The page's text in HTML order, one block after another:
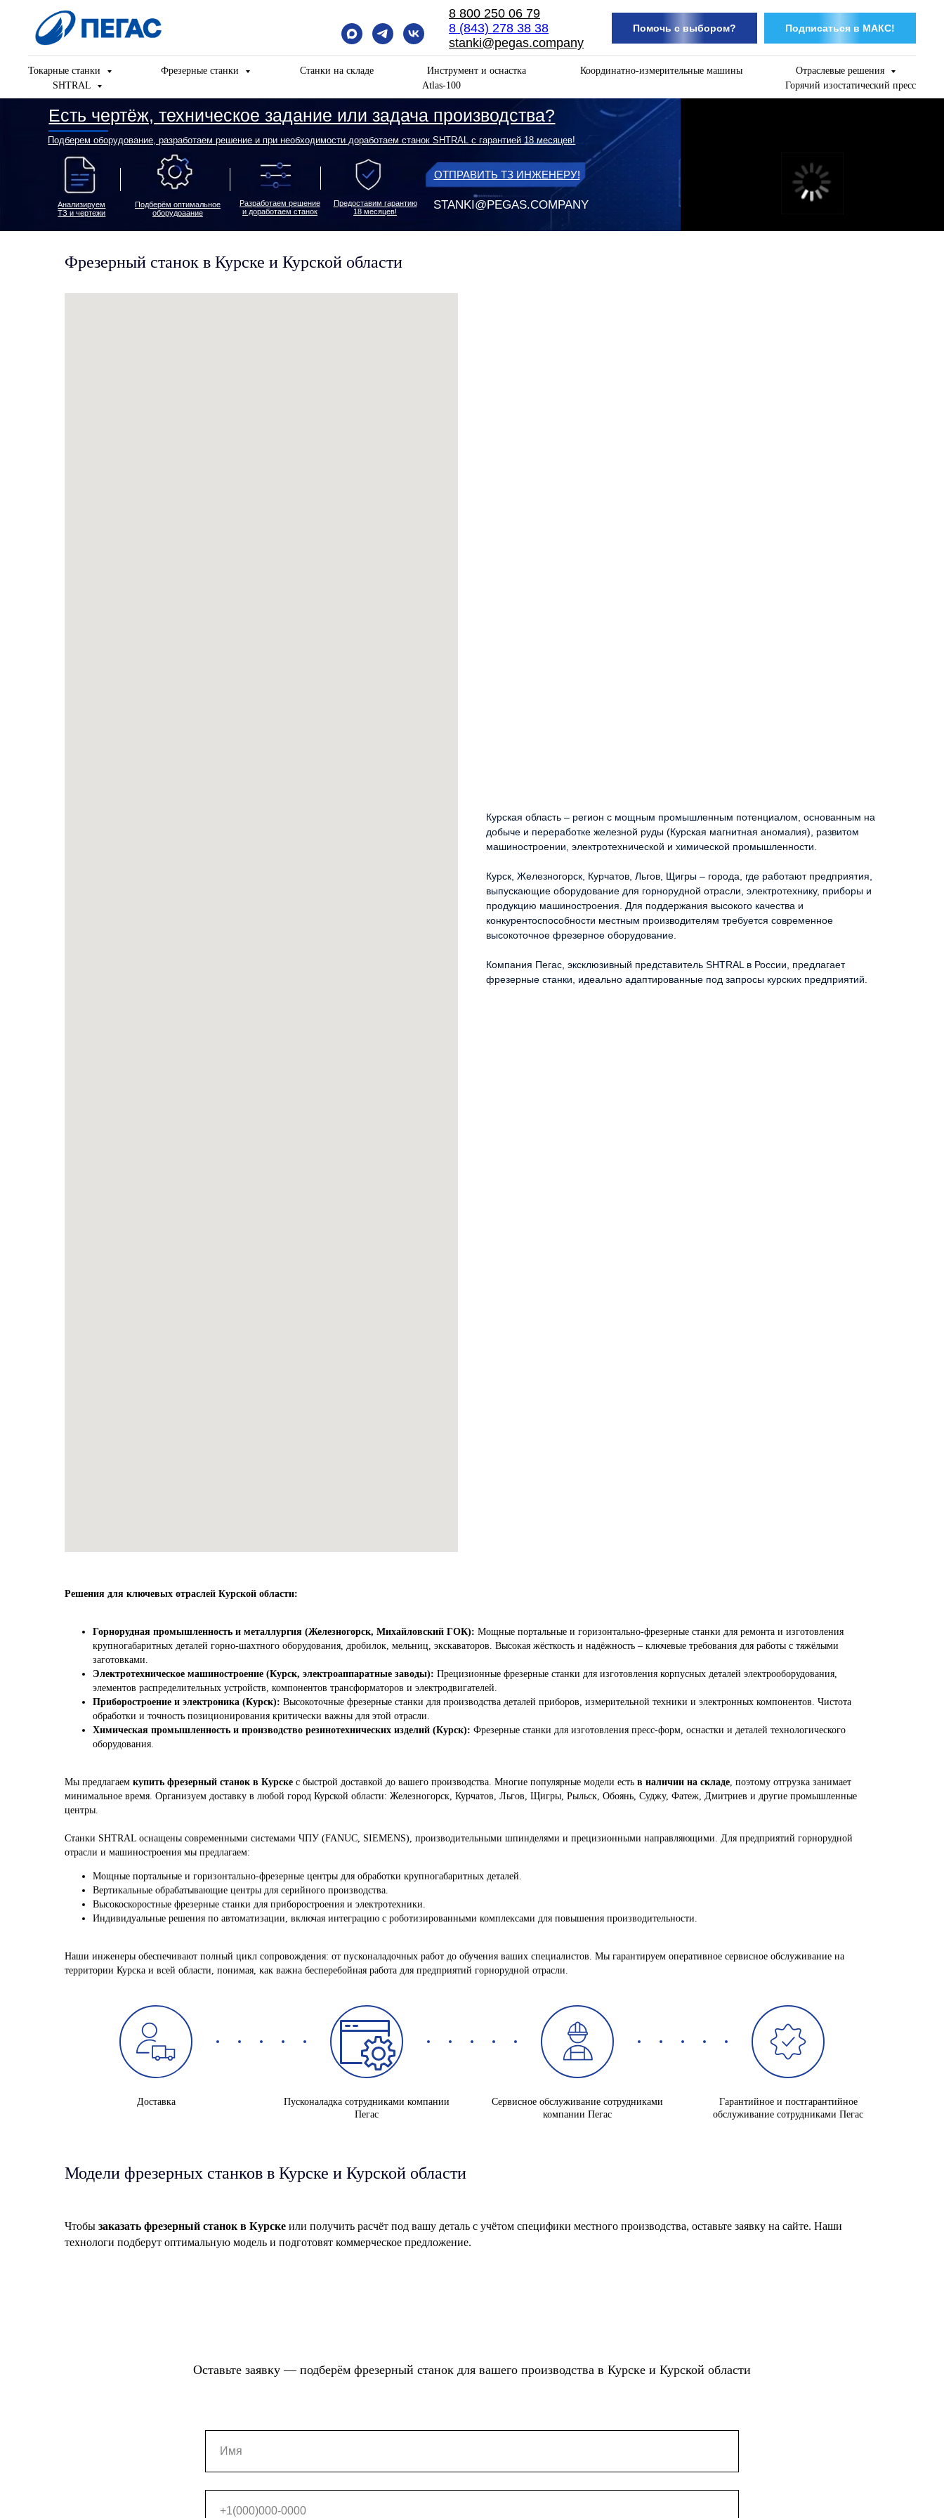
8 800 250 06 79
8 (843) 278 38 38
stanki@pegas.company
Помочь с выбором? Подписаться в МАКС!
Токарные станки Фрезерные станки Станки на складе Инструмент и оснастка Координатно-измерительные машины
Отраслевые решения
SHTRAL
Atlas-100 Горячий изостатический пресс
Есть чертёж, техническое задание или задача производства?
Подберем оборудование, разработаем решение и при необходимости доработаем станок SHTRAL с гарантией 18 месяцев!
Анализируем
ТЗ и чертежи
Подберём оптимальное
оборудоаание
Разработаем решение
и доработаем станок
Предоставим гарантию
18 месяцев!
STANKI@PEGAS.COMPANY
Фрезерный станок в Курске и Курской области
Курская область – регион с мощным промышленным потенциалом, основанным на
добыче и переработке железной руды (Курская магнитная аномалия), развитом
машиностроении, электротехнической и химической промышленности.
Курск, Железногорск, Курчатов, Льгов, Щигры – города, где работают предприятия,
выпускающие оборудование для горнорудной отрасли, электротехнику, приборы и
продукцию машиностроения. Для поддержания высокого качества и
конкурентоспособности местным производителям требуется современное
высокоточное фрезерное оборудование.
Компания Пегас, эксклюзивный представитель SHTRAL в России, предлагает
фрезерные станки, идеально адаптированные под запросы курских предприятий.
Решения для ключевых отраслей Курской области:
Горнорудная промышленность и металлургия (Железногорск, Михайловский ГОК): Мощные портальные и горизонтально-фрезерные станки для ремонта и изготовления
крупногабаритных деталей горно-шахтного оборудования, дробилок, мельниц, экскаваторов. Высокая жёсткость и надёжность – ключевые требования для работы с тяжёлыми
заготовками.
Электротехническое машиностроение (Курск, электроаппаратные заводы): Прецизионные фрезерные станки для изготовления корпусных деталей электрооборудования,
элементов распределительных устройств, компонентов трансформаторов и электродвигателей.
Приборостроение и электроника (Курск): Высокоточные фрезерные станки для производства деталей приборов, измерительной техники и электронных компонентов. Чистота
обработки и точность позиционирования критически важны для этой отрасли.
Химическая промышленность и производство резинотехнических изделий (Курск): Фрезерные станки для изготовления пресс-форм, оснастки и деталей технологического
оборудования.
Мы предлагаем купить фрезерный станок в Курске с быстрой доставкой до вашего производства. Многие популярные модели есть в наличии на складе, поэтому отгрузка занимает
минимальное время. Организуем доставку в любой город Курской области: Железногорск, Курчатов, Льгов, Щигры, Рыльск, Обоянь, Суджу, Фатеж, Дмитриев и другие промышленные
центры.
Станки SHTRAL оснащены современными системами ЧПУ (FANUC, SIEMENS), производительными шпинделями и прецизионными направляющими. Для предприятий горнорудной
отрасли и машиностроения мы предлагаем:
Мощные портальные и горизонтально-фрезерные центры для обработки крупногабаритных деталей.
Вертикальные обрабатывающие центры для серийного производства.
Высокоскоростные фрезерные станки для приборостроения и электротехники.
Индивидуальные решения по автоматизации, включая интеграцию с роботизированными комплексами для повышения производительности.
Наши инженеры обеспечивают полный цикл сопровождения: от пусконаладочных работ до обучения ваших специалистов. Мы гарантируем оперативное сервисное обслуживание на
территории Курска и всей области, понимая, как важна бесперебойная работа для предприятий горнорудной отрасли.
Доставка
Пусконаладка сотрудниками компании
Пегас
Сервисное обслуживание сотрудниками
компании Пегас
Гарантийное и постгарантийное
обслуживание сотрудниками Пегас
Модели фрезерных станков в Курске и Курской области
Чтобы заказать фрезерный станок в Курске или получить расчёт под вашу деталь с учётом специфики местного производства, оставьте заявку на сайте. Наши
технологи подберут оптимальную модель и подготовят коммерческое предложение.
Оставьте заявку — подберём фрезерный станок для вашего производства в Курске и Курской области